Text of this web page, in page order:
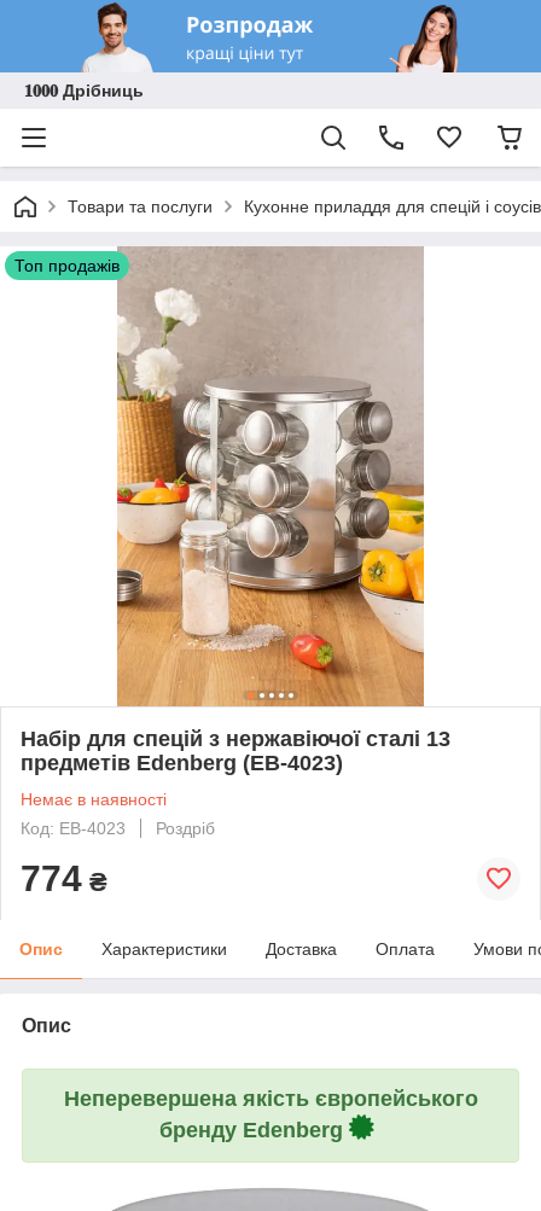
𝟏𝟎𝟎𝟎 Дрібниць
Товари та послуги Кухонне приладдя для спецій і соусів
Топ продажів
Набір для спецій з нержавіючої сталі 13
предметів Edenberg (EB-4023)
Немає в наявності
Код: EB-4023
Роздріб
774 ₴
Опис Характеристики Доставка Оплата Умови
Опис
Неперевершена якість європейського
бренду Edenberg